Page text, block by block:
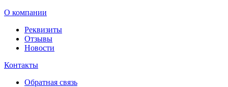
О компании
Реквизиты
Отзывы
Новости
Контакты
Обратная связь